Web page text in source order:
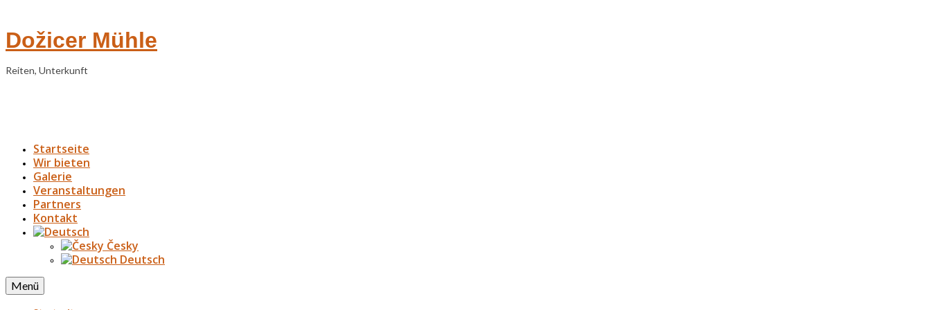
Dožicer Mühle
Reiten, Unterkunft
Startseite
Wir bieten
Galerie
Veranstaltungen
Partners
Kontakt
Česky
Deutsch
Menü